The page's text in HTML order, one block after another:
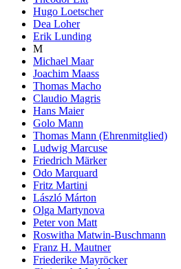
Hugo Loetscher
Dea Loher
Erik Lunding
M
Michael Maar
Joachim Maass
Thomas Macho
Claudio Magris
Hans Maier
Golo Mann
Thomas Mann (Ehrenmitglied)
Ludwig Marcuse
Friedrich Märker
Odo Marquard
Fritz Martini
László Márton
Olga Martynova
Peter von Matt
Roswitha Matwin-Buschmann
Franz H. Mautner
Friederike Mayröcker